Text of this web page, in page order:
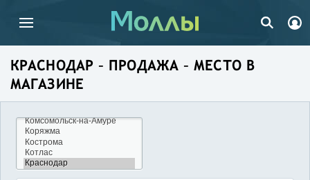
КРАСНОДАР – ПРОДАЖА – МЕСТО В
МАГАЗИНЕ